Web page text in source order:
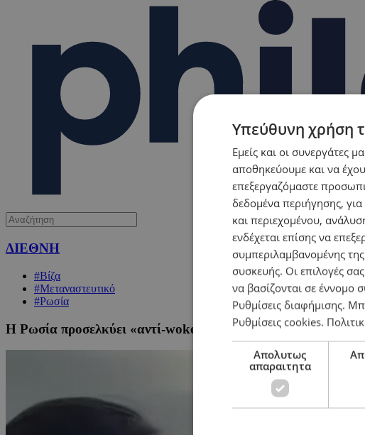
ΔΙΕΘΝΗ
#Βίζα
#Μεταναστευτικό
#Ρωσία
Η Ρωσία προσελκύει «αντί-woke» πολίτες από τη Δύση – Τι
Υπεύθυνη χρήση
Εμείς και οι συνεργάτες
αποθηκεύουμε και να
επεξεργαζόμαστε
δεδομένα περιήγησης,
και περιεχομένου,
ενδέχεται επίσης να
συμπεριλαμβανομένης
συσκευής. Οι επιλογές
να βασίζονται σε έννομο
Ρυθμίσεις διαφήμισης.
Ρυθμίσεις cookies.
Απολυτως
απαραιτητα